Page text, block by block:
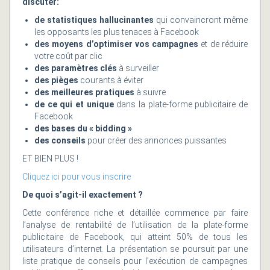
de statistiques hallucinantes qui convaincront même
les opposants les plus tenaces à Facebook
des moyens d’optimiser vos campagnes et de réduire
votre coût par clic
des paramètres clés à surveiller
des pièges courants à éviter
des meilleures pratiques à suivre
de ce qui et uniquedans la plate-forme publicitaire de
Facebook
des bases du « bidding »
des conseils pour créer des annonces puissantes
ET BIEN PLUS !
Cliquez ici pour vous inscrire
De quoi s’agit-il exactement ?
Cette conférence riche et détaillée commence par faire
l’analyse de rentabilité de l’utilisation de la plate-forme
publicitaire de Facebook, qui atteint 50% de tous les
utilisateurs d’internet. La présentation se poursuit par une
liste pratique de conseils pour l’exécution de campagnes